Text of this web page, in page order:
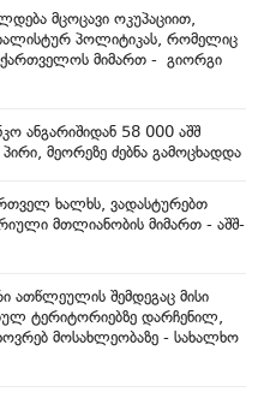
მცოცავი ოკუპაციით,
პოლიტიკას, რომელიც
მიმართ - გიორგი
ანგარიშიდან 58 000 აშშ
მეორეზე ძებნა გამოცხადდა
ხალხს, ვადასტურებთ
მთლიანობის მიმართ - აშშ-
ათწლეულის შემდეგაც მისი
ტერიტორიებზე დარჩენილ,
მოსახლეობაზე - სახალხო